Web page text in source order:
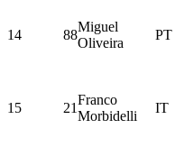
14 88
Miguel
Oliveira
PT
15 21
Franco
Morbidelli
IT